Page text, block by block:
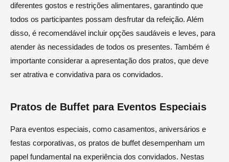
diferentes gostos e restrições alimentares, garantindo que
todos os participantes possam desfrutar da refeição. Além
disso, é recomendável incluir opções saudáveis e leves, para
atender às necessidades de todos os presentes. Também é
importante considerar a apresentação dos pratos, que deve
ser atrativa e convidativa para os convidados.
Pratos de Buffet para Eventos Especiais
Para eventos especiais, como casamentos, aniversários e
festas corporativas, os pratos de buffet desempenham um
papel fundamental na experiência dos convidados. Nestas